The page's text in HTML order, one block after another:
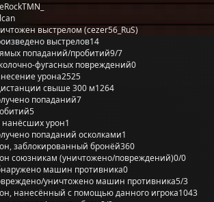
выстрелом (cezer56_RuS)
выстрелов14
попаданий/пробитий9/7
фугасных повреждений0
урона2525
свыше 300 м1264
попаданий7
5
нанёсших урон1
попаданий осколками1
заблокированный бронёй360
союзникам (уничтожено/повреждений)0/0
машин противника0
уничтожено машин противника5/3
нанесённый с помощью данного игрока1043